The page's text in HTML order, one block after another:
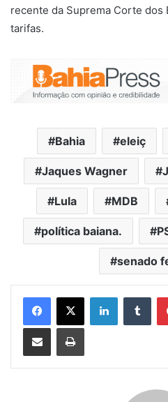
recente da Suprema Corte dos
tarifas.
Bahia eleiç
Jaques Wagner
Lula MDB
política baiana.
senado